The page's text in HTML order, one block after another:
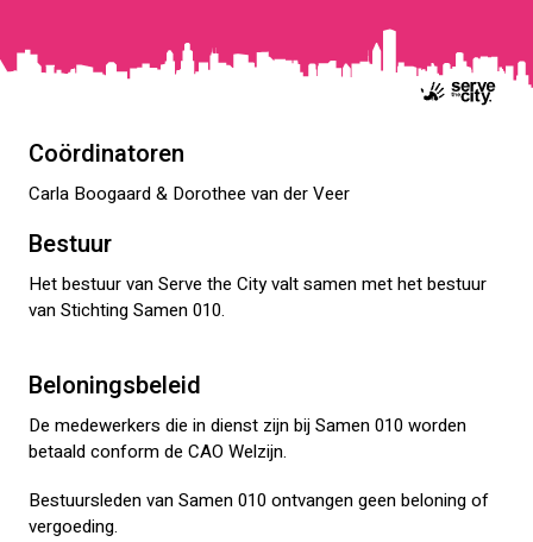
Coördinatoren
Carla Boogaard & Dorothee van der Veer
Bestuur
Het bestuur van Serve the City valt samen met het bestuur
van Stichting Samen 010.
Beloningsbeleid
De medewerkers die in dienst zijn bij Samen 010 worden
betaald conform de CAO Welzijn.
Bestuursleden van Samen 010 ontvangen geen beloning of
vergoeding.